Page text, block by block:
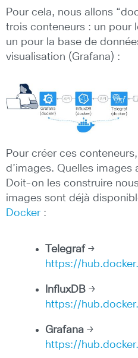
Pour cela, nous allons
trois conteneurs : un pour
un pour la base de
visualisation (Grafana) :
Pour créer ces
d’images. Quelles
Doit-on les construire
images sont déjà
Docker:
Telegraf →
https://
InfluxDB →
https://
Grafana →
https://